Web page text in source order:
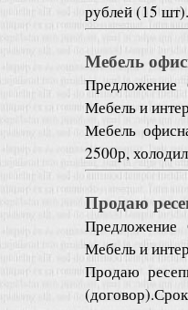
рублей (15 шт).
Мебель
Предложение
Мебель и
Мебель
2500р,
Продаю
Предложение
Мебель и
Продаю